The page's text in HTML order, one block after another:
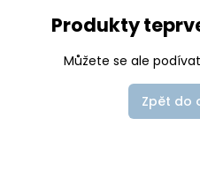
Produkty
Můžete se ale
Zpět do